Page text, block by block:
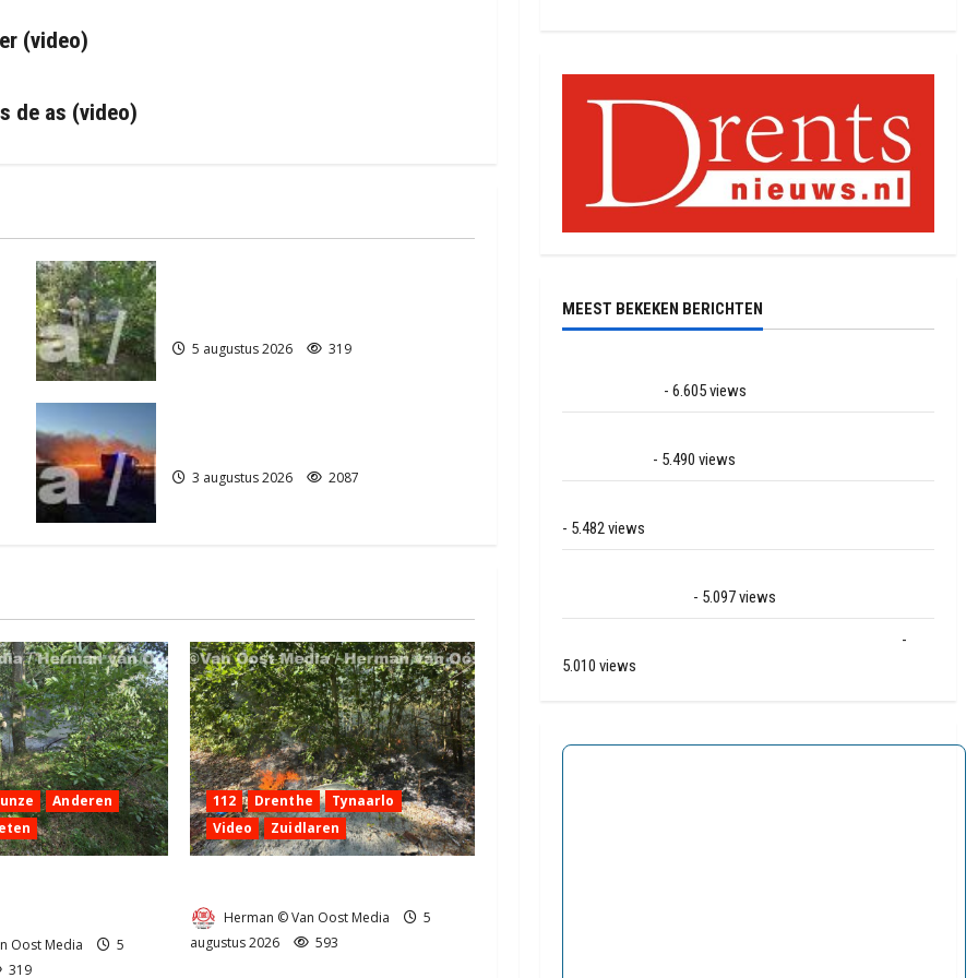
(video)
de as (video)
5 augustus 2026 319
3 augustus 2026 2087
Anderen
Oost Media
5
319
112 Drenthe
Tynaarlo
Video
Zuidlaren
Herman © Van Oost Media
5
augustus 2026
593
MEEST BEKEKEN BERICHTEN
- 6.605 views
- 5.490 views
- 5.482 views
- 5.097 views
-
5.010 views